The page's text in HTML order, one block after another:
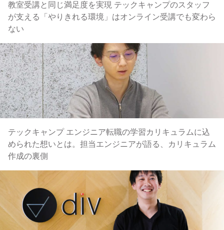
教室受講と同じ満足度を実現 テックキャンプのスタッフ
が支える「やりきれる環境」はオンライン受講でも変わら
ない
テックキャンプ エンジニア転職の学習カリキュラムに込
められた想いとは。担当エンジニアが語る、カリキュラム
作成の裏側